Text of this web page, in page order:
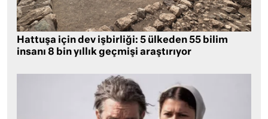
Hattuşa için dev işbirliği: 5 ülkeden 55 bilim
insanı 8 bin yıllık geçmişi araştırıyor